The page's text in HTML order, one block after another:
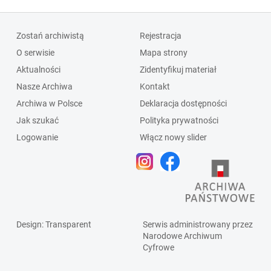
Zostań archiwistą
O serwisie
Aktualności
Nasze Archiwa
Archiwa w Polsce
Jak szukać
Logowanie
Rejestracja
Mapa strony
Zidentyfikuj materiał
Kontakt
Deklaracja dostępności
Polityka prywatności
Włącz nowy slider
Design: Transparent
Serwis administrowany przez
Narodowe Archiwum
Cyfrowe